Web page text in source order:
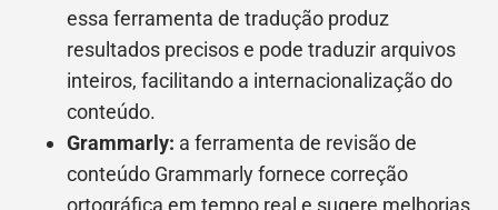
essa ferramenta de tradução produz
resultados precisos e pode traduzir arquivos
inteiros, facilitando a internacionalização do
conteúdo.
Grammarly: a ferramenta de revisão de
conteúdo Grammarly fornece correção
ortográfica em tempo real e sugere melhorias